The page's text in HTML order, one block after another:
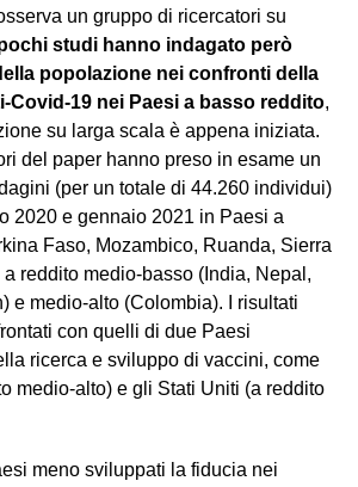
un gruppo di ricercatori su
studi hanno indagato però
popolazione nei confronti della
Covid-19 nei Paesi a basso reddito,
su larga scala è appena iniziata.
del paper hanno preso in esame un
(per un totale di 44.260 individui)
2020 e gennaio 2021 in Paesi a
Faso, Mozambico, Ruanda, Sierra
a reddito medio-basso (India, Nepal,
e medio-alto (Colombia). I risultati
con quelli di due Paesi
ricerca e sviluppo di vaccini, come
medio-alto) e gli Stati Uniti (a reddito
meno sviluppati la fiducia nei